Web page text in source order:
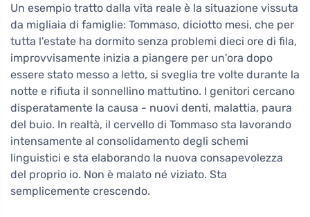
Un esempio tratto dalla vita reale è la situazione vissuta
da migliaia di famiglie: Tommaso, diciotto mesi, che per
tutta l'estate ha dormito senza problemi dieci ore di fila,
improvvisamente inizia a piangere per un'ora dopo
essere stato messo a letto, si sveglia tre volte durante la
notte e rifiuta il sonnellino mattutino. I genitori cercano
disperatamente la causa - nuovi denti, malattia, paura
del buio. In realtà, il cervello di Tommaso sta lavorando
intensamente al consolidamento degli schemi
linguistici e sta elaborando la nuova consapevolezza
del proprio io. Non è malato né viziato. Sta
semplicemente crescendo.